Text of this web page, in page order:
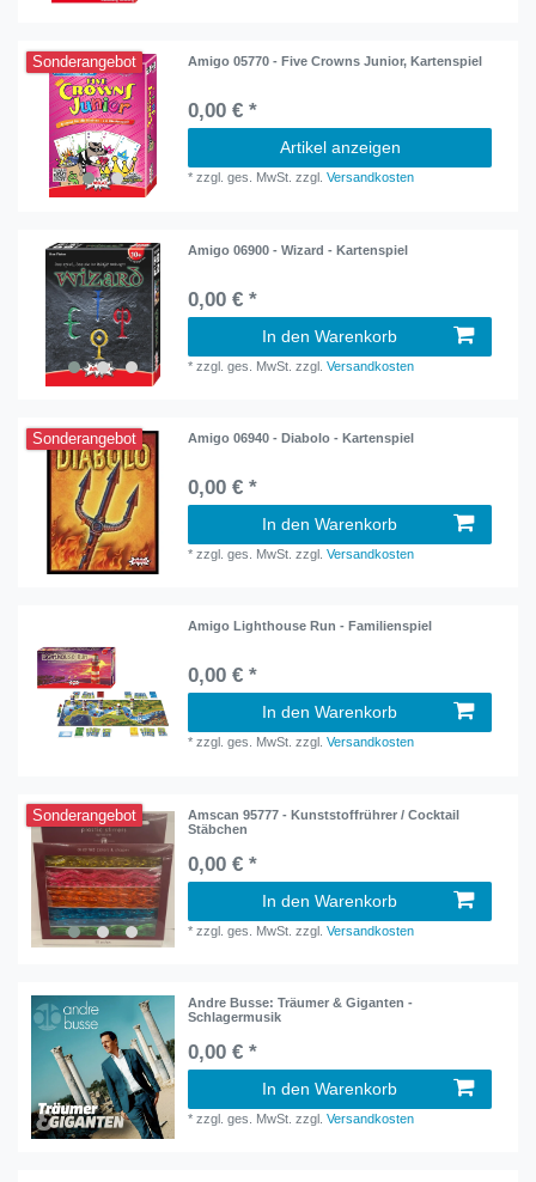
Sonderangebot Amigo 05770 - Five Crowns Junior, Kartenspiel
0,00 € *
Artikel anzeigen
*zzgl. ges. MwSt. zzgl.Versandkosten
Amigo 06900 - Wizard - Kartenspiel
0,00 € *
In den Warenkorb
*zzgl. ges. MwSt. zzgl.Versandkosten
Sonderangebot Amigo 06940 - Diabolo - Kartenspiel
0,00 € *
In den Warenkorb
*zzgl. ges. MwSt. zzgl.Versandkosten
Amigo Lighthouse Run - Familienspiel
0,00 € *
In den Warenkorb
*zzgl. ges. MwSt. zzgl.Versandkosten
Sonderangebot
Amscan 95777 - Kunststoffrührer / Cocktail
Stäbchen
0,00 € *
In den Warenkorb
*zzgl. ges. MwSt. zzgl.Versandkosten
Andre Busse: Träumer & Giganten -
Schlagermusik
0,00 € *
In den Warenkorb
*zzgl. ges. MwSt. zzgl.Versandkosten